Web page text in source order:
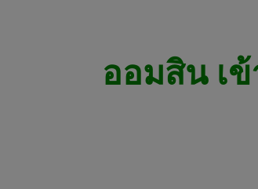
ออมสิน เ